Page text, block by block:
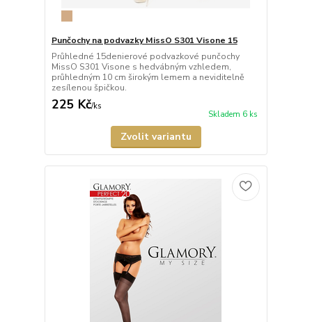
Punčochy na podvazky MissO S301 Visone 15
Průhledné 15denierové podvazkové punčochy
MissO S301 Visone s hedvábným vzhledem,
průhledným 10 cm širokým lemem a neviditelně
zesílenou špičkou.
225 Kč/ks
Skladem 6 ks
Zvolit variantu